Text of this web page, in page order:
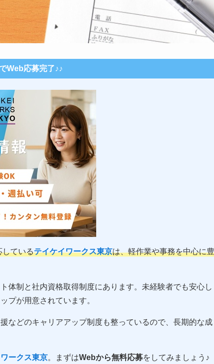
Web応募完了♪♪
しているテイケイワークス東京は、軽作業や事務を中心に豊
体制と社内資格取得制度にあります。未経験者でも安心し
プが用意されています。
などのキャリアアップ制度も整っているので、長期的な成
ークス東京。まずはWebから無料応募をしてみましょう♪